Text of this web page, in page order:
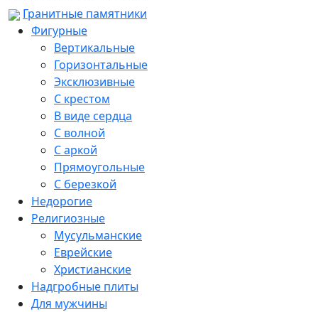
Гранитные памятники
Фигурные
Вертикальные
Горизонтальные
Эксклюзивные
С крестом
В виде сердца
С волной
С аркой
Прямоугольные
С березкой
Недорогие
Религиозные
Мусульманские
Еврейские
Христианские
Надгробные плиты
Для мужчины